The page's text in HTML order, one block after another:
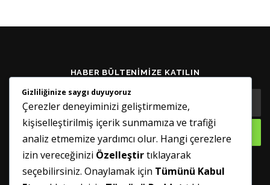
HABER BÜLTENIMIZE KATILIN
GÜNCELLENMIŞ TUTUN
Gizliliğinize saygı duyuyoruz
Çerezler deneyiminizi geliştirmemize,
kişiselleştirilmiş içerik sunmamıza ve trafiği
analiz etmemize yardımcı olur. Hangi çerezlere
izin vereceğinizi Özelleştirtıklayarak
seçebilirsiniz. Onaylamak için Tümünü Kabul